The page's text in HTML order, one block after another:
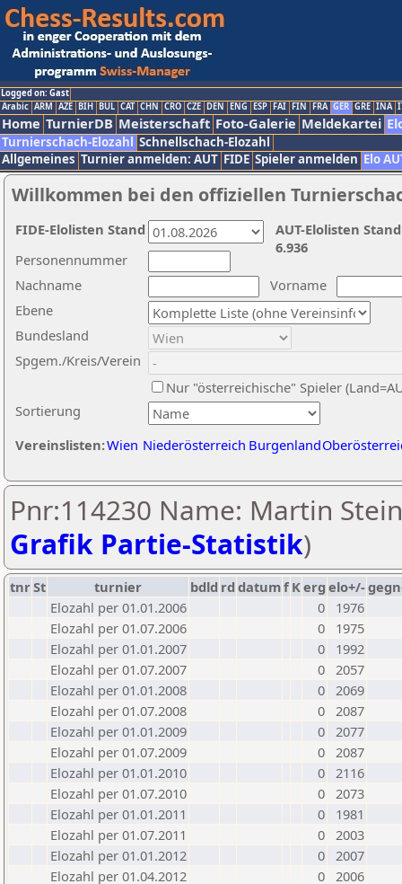
Logged on: Gast
Arabic ARM AZE BIH BUL CAT CHN CRO CZE DEN ENG ESP FAI FIN FRA GER GRE INA
Home TurnierDB Meisterschaft Foto-Galerie Meldekartei
Turnierschach-Elozahl Schnellschach-Elozahl
Allgemeines Turnier anmelden: AUT FIDE Spieler anmelden Elo
Willkommen bei den offiziellen
Nachname
Vorname
Ebene
Sortierung
Personennummer
Bundesland
Spgem./Kreis/Verein
Nur "österreichische" Spieler
Vereinslisten:Wien Niederösterreich Burgenland
AUT-Elolisten
6.936
FIDE-Elolisten Stand
Pnr:114230 Name: Martin
Grafik Partie-Statistik)
tnrSt turnier bdld rd datumf Kerg elo+/-
Elozahl per 01.01.2006
0
1976
Elozahl per 01.07.2006
0
1975
Elozahl per 01.01.2007
0
1992
Elozahl per 01.07.2007
0 2057
Elozahl per 01.01.2008
0 2069
Elozahl per 01.07.2008
0 2087
Elozahl per 01.01.2009
0 2077
Elozahl per 01.07.2009
0 2087
Elozahl per 01.01.2010
0 2116
Elozahl per 01.07.2010
0 2073
Elozahl per 01.01.2011
0
1981
Elozahl per 01.07.2011
0 2003
Elozahl per 01.01.2012
0 2007
Elozahl per 01.04.2012
0 2006